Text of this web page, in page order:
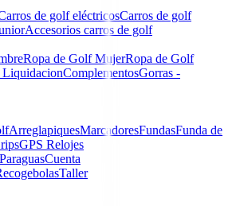
de golf eléctricosCarros de golf
Accesorios carros de golf
Ropa de Golf MujerRopa de Golf
LiquidacionComplementosGorras -
ArreglapiquesMarcadoresFundasFunda de
GPS Relojes
ParaguasCuenta
Taller